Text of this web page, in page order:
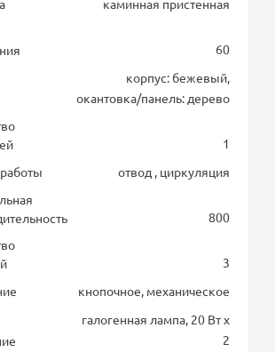
каминная пристенная
60
корпус: бежевый,
окантовка/панель: дерево
1
отвод , циркуляция
800
3
кнопочное, механическое
галогенная лампа, 20 Вт х
2